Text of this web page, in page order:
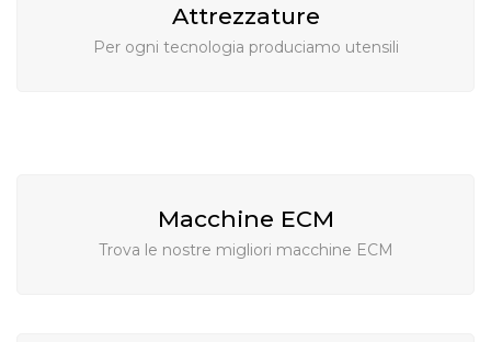
Attrezzature
Per ogni tecnologia produciamo utensili
Macchine ECM
Trova le nostre migliori macchine ECM